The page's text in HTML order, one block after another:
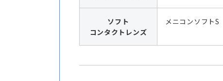
ソフト
コンタクトレンズ
メニコンソフトS